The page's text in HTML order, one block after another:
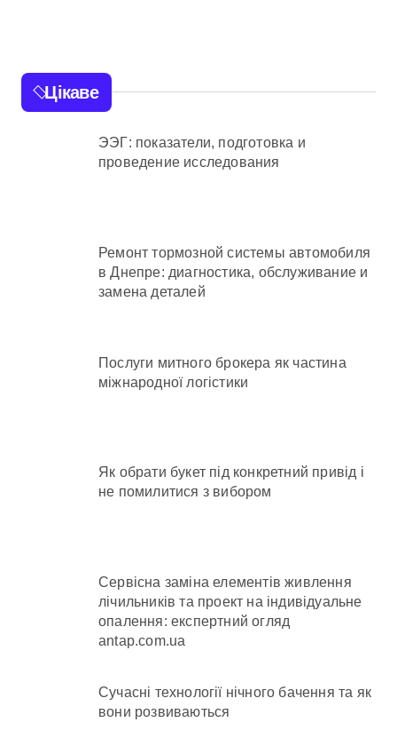
залишились без
електрики
Цікаве
ЭЭГ: показатели, подготовка и
проведение исследования
Ремонт тормозной системы автомобиля
в Днепре: диагностика, обслуживание и
замена деталей
Послуги митного брокера як частина
міжнародної логістики
Як обрати букет під конкретний привід і
не помилитися з вибором
Сервісна заміна елементів живлення
лічильників та проект на індивідуальне
опалення: експертний огляд
antap.com.ua
Сучасні технології нічного бачення та як
вони розвиваються